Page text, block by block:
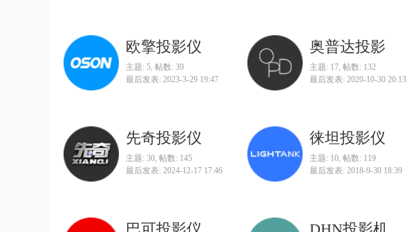
欧擎投影仪
主题: 5, 帖数: 39
最后发表: 2023-3-29 19:47
奥普达投影
主题: 17, 帖数: 132
最后发表: 2020-10-30 20:13
先奇投影仪
主题: 30, 帖数: 145
最后发表: 2024-12-17 17:46
徕坦投影仪
主题: 10, 帖数: 119
最后发表: 2018-9-30 18:39